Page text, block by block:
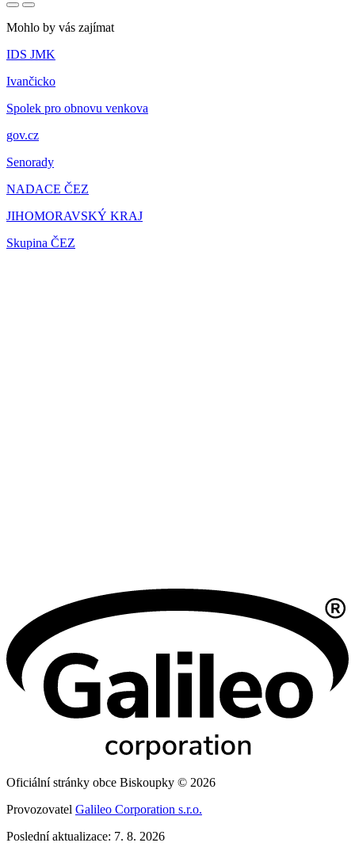
Mohlo by vás zajímat
IDS JMK
Ivančicko
Spolek pro obnovu venkova
gov.cz
Senorady
NADACE ČEZ
JIHOMORAVSKÝ KRAJ
Skupina ČEZ
Oficiální stránky obce Biskoupky © 2026
Provozovatel Galileo Corporation s.r.o.
Poslední aktualizace: 7. 8. 2026